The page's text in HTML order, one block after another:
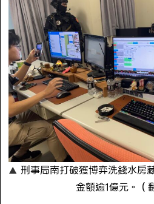
刑事局南打破獲博弈洗錢水房
金額逾1億元。（